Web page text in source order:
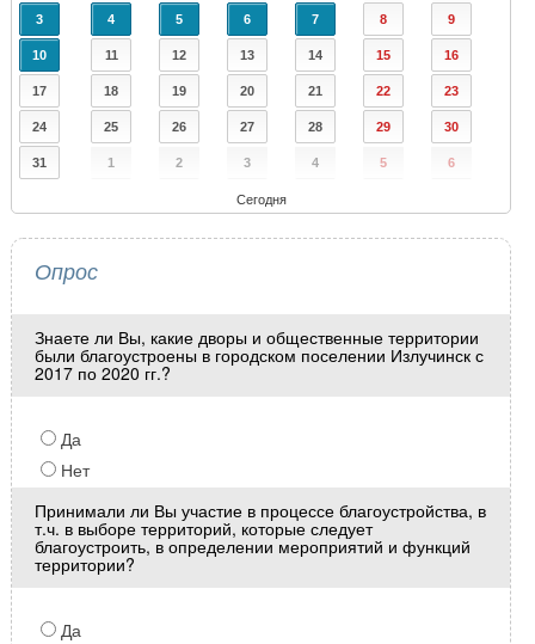
3 4 5 6 7 8 9
10 11 12 13 14 15 16
17 18 19 20 21 22 23
24 25 26 27 28 29 30
31 1 2 3 4 5 6
Сегодня
Опрос
Знаете ли Вы, какие дворы и общественные территории
были благоустроены в городском поселении Излучинск с
2017 по 2020 гг.?
Да
Нет
Принимали ли Вы участие в процессе благоустройства, в
т.ч. в выборе территорий, которые следует
благоустроить, в определении мероприятий и функций
территории?
Да